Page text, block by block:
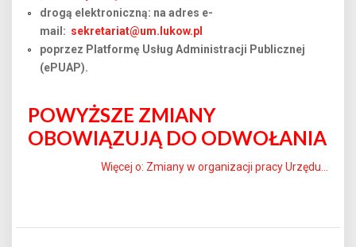
drogą elektroniczną: na adres e-
mail: sekretariat@um.lukow.pl
poprzez Platformę Usług Administracji Publicznej
(ePUAP).
POWYŻSZE ZMIANY
OBOWIĄZUJĄ DO ODWOŁANIA
Więcej o: Zmiany w organizacji pracy Urzędu...